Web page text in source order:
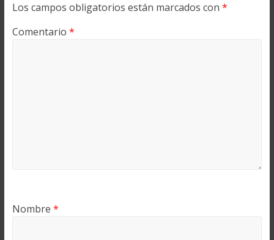
Los campos obligatorios están marcados con *
Comentario *
Nombre *